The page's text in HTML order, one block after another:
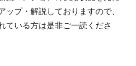
ップ・解説しておりますので、
ている方は是非ご一読くださ